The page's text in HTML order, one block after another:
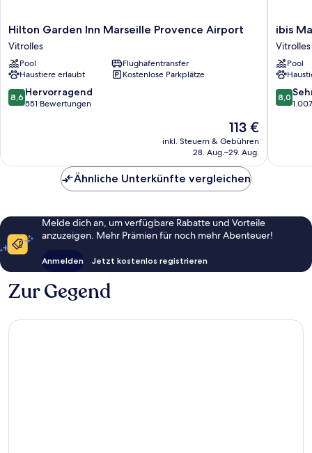
Hilton
Garden
Inn
Marseille
Provence
Airport
Vitrolles
Hilton Garden Inn Marseille Provence Airport
Vitrolles
Pool
Flughafentransfer
Haustiere erlaubt
Kostenlose Parkplätze
8.6
von
8,6 Hervorragend
551 Bewertungen
Der
Preis
beträgt
113 €
inkl. Steuern & Gebühren
28. Aug.–29. Aug.
ibis
Vitrolles
ibis
Vitrolles
Pool
8.0
von
8,0
Ähnliche Unterkünfte vergleichen
Melde dich an, um verfügbare Rabatte und Vorteile
anzuzeigen. Mehr Prämien für noch mehr Abenteuer!
Anmelden Jetzt kostenlos registrieren
Zur Gegend